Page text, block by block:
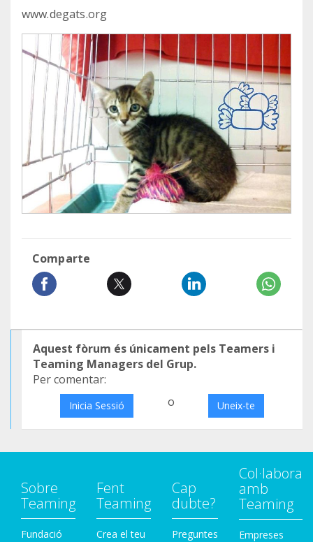
www.degats.org
Comparte
Aquest fòrum és únicament pels Teamers i
Teaming Managers del Grup.
Per comentar:
Inicia Sessió o Uneix-te
Sobre
Teaming
Fundació
Fent
Teaming
Crea el teu
Cap
dubte?
Preguntes
Col·labora
amb
Teaming
Empreses